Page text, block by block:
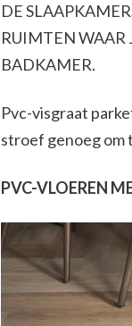
DE
RUIMTEN WAAR
BADKAMER.
Pvc-visgraat
stroef genoeg om
PVC-VLOEREN